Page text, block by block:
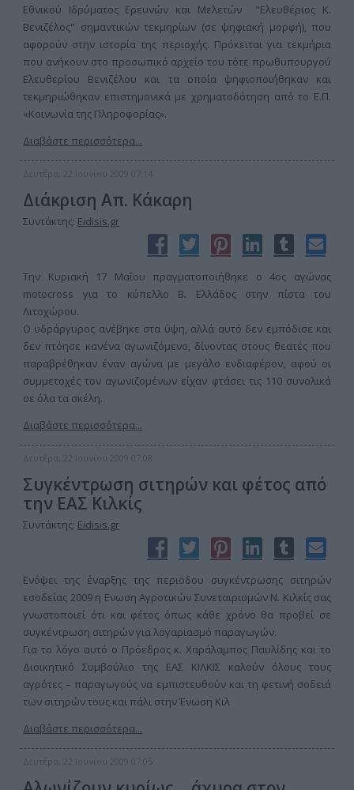
Εθνικού Ιδρύματος Ερευνών και Μελετών "Ελευθέριος Κ.
Βενιζέλος" σημαντικών τεκμηρίων (σε ψηφιακή μορφή), που
αφορούν στην ιστορία της περιοχής. Πρόκειται για τεκμήρια
που ανήκουν στο προσωπικό αρχείο του τότε πρωθυπουργού
Ελευθερίου Βενιζέλου και τα οποία ψηφιοποιήθηκαν και
τεκμηριώθηκαν επιστημονικά με χρηματοδότηση από το Ε.Π.
«Κοινωνία της Πληροφορίας».
Διαβάστε περισσότερα...
Δευτέρα, 22 Ιουνίου 2009 07:14
Διάκριση Απ. Κάκαρη
Συντάκτης: Eidisis.gr
Την Κυριακή 17 Μαΐου πραγματοποιήθηκε ο 4ος αγώνας
motocross για το κύπελλο Β. Ελλάδος στην πίστα του
Λιτοχώρου.
Ο υδράργυρος ανέβηκε στα ύψη, αλλά αυτό δεν εμπόδισε και
δεν πτόησε κανένα αγωνιζόμενο, δίνοντας στους θεατές που
παραβρέθηκαν έναν αγώνα με μεγάλο ενδιαφέρον, αφού οι
συμμετοχές τον αγωνιζομένων είχαν φτάσει τις 110 συνολικά
σε όλα τα σκέλη.
Διαβάστε περισσότερα...
Δευτέρα, 22 Ιουνίου 2009 07:08
Συγκέντρωση σιτηρών και φέτος από
την ΕΑΣ Κιλκίς
Συντάκτης: Eidisis.gr
Ενόψει της έναρξης της περιόδου συγκέντρωσης σιτηρών
εσοδείας 2009 η Ενωση Αγροτικών Συνεταιρισμών Ν. Κιλκίς σας
γνωστοποιεί ότι και φέτος όπως κάθε χρόνο θα προβεί σε
συγκέντρωση σιτηρών για λογαριασμό παραγωγών.
Για το λόγο αυτό ο Πρόεδρος κ. Χαράλαμπος Παυλίδης και το
Διοικητικό Συμβούλιο της ΕΑΣ ΚΙΛΚΙΣ καλούν όλους τους
αγρότες – παραγωγούς να εμπιστευθούν και τη φετινή σοδειά
των σιτηρών τους και πάλι στην Ένωση Κιλ
Διαβάστε περισσότερα...
Δευτέρα, 22 Ιουνίου 2009 07:05